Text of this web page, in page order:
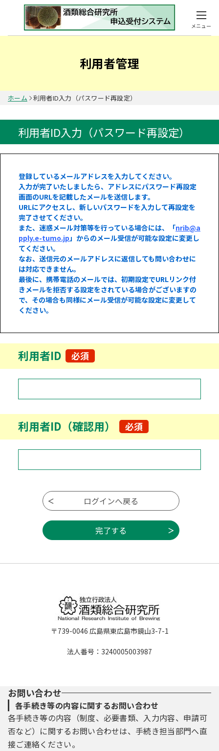
メニュー
利用者管理
ホーム 利用者ID入力（パスワード再設定）
利用者ID入力（パスワード再設定）
登録しているメールアドレスを入力してください。
入力が完了いたしましたら、アドレスにパスワード再設定
画面のURLを記載したメールを送信します。
URLにアクセスし、新しいパスワードを入力して再設定を
完了させてください。
また、迷惑メール対策等を行っている場合には、「nrib@a
pply.e-tumo.jp」からのメール受信が可能な設定に変更し
てください。
なお、送信元のメールアドレスに返信しても問い合わせに
は対応できません。
最後に、携帯電話のメールでは、初期設定でURLリンク付
きメールを拒否する設定をされている場合がございますの
で、その場合も同様にメール受信が可能な設定に変更して
ください。
利用者ID 必須
利用者ID（確認用） 必須
〒739-0046 広島県東広島市鏡山3-7-1
法人番号：3240005003987
お問い合わせ
各手続き等の内容に関するお問い合わせ
各手続き等の内容（制度、必要書類、入力内容、申請可
否など）に関するお問い合わせは、手続き担当部門へ直
接ご連絡ください。